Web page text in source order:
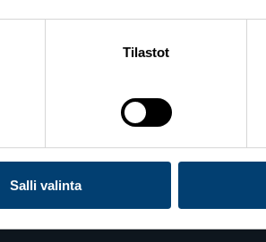
Tilastot
Salli valinta
Lahden toimisto
Suomen Hiihtoliitto c/o
Veikko Kankkosen raitti
15110 Lahti